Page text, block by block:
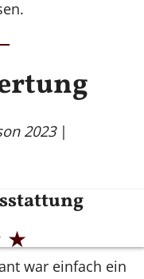
2023|
★
war einfach ein